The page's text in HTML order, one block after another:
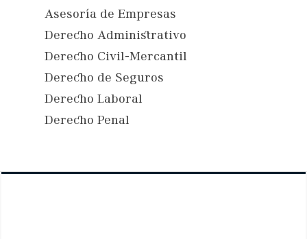
Asesoría de Empresas
Derecho Administrativo
Derecho Civil-Mercantil
Derecho de Seguros
Derecho Laboral
Derecho Penal